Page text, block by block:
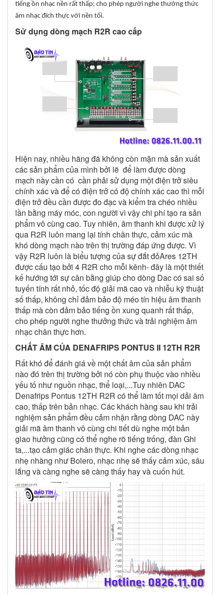
tiếng ồn nhạc nền rất thấp; cho phép người nghe thưởng thức
âm nhạc đích thực với nền tối.
Sử dụng dòng mạch R2R cao cấp
Hiện nay, nhiều hãng đã không còn mặn mà sản xuất
các sản phẩm của mình bởi lẽ để làm được dòng
mạch này cần có cần phải sử dụng một điện trở siêu
chính xác và để có điện trở có độ chính xác cao thì mỗi
điện trở đều cần được đo đạc và kiểm tra chéo nhiều
lần bằng máy móc, con người vì vậy chi phí tạo ra sản
phẩm vô cùng cao. Tuy nhiên, âm thanh khi được xử lý
qua R2R luôn mang lại tính chân thực, cảm xúc mà
khó dòng mạch nào trên thị trường đáp ứng được. Vì
vậy R2R luôn là biểu tượng của sự đắt đỏAres 12TH
được cấu tạo bởi 4 R2R cho mỗi kênh- đây là một thiết
kế hướng tới sự cân bằng giúp cho dòng Dac có sai số
tuyến tính rất nhỏ, tốc độ giải mã cao và nhiễu kỹ thuật
số thấp, không chỉ đảm bảo độ méo tín hiệu âm thanh
thấp mà còn đảm bảo tiếng ồn xung quanh rất thấp,
cho phép người nghe thưởng thức và trải nghiệm âm
nhạc chân thực hơn.
CHẤT ÂM CỦA DENAFRIPS PONTUS II 12TH R2R
Rất khó để đánh giá về một chất âm của sản phẩm
nào đó trên thị trường bởi nó còn phụ thuộc vào nhiều
yếu tố như nguồn nhạc, thể loại,...Tuy nhiên DAC
Denafrips Pontus 12TH R2R có thể làm tốt mọi dải âm
cao, thấp trên bản nhạc. Các khách hàng sau khi trải
nghiệm sản phẩm đều cảm nhận rằng dòng DAC này
giải mã âm thanh vô cùng chi tiết dù nghe một bản
giao hưởng cũng có thể nghe rõ tiếng trống, đàn Ghi
ta,...tạo cảm giác chân thực. Khi nghe các dòng nhạc
nhẹ nhàng như Bolero, nhạc nhẹ sẽ thấy cảm xúc, sâu
lắng và càng nghe sẽ càng thấy hay và cuốn hút.